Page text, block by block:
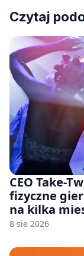
Czytaj
CEO Take-
fizyczne
na kilka
8 sie 2026